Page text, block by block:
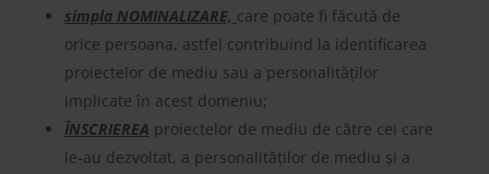
simpla NOMINALIZARE, care poate fi făcută de
orice persoana, astfel contribuind la identificarea
proiectelor de mediu sau a personalităților
implicate în acest domeniu;
ÎNSCRIEREA proiectelor de mediu de către cei care
le-au dezvoltat, a personalităților de mediu și a